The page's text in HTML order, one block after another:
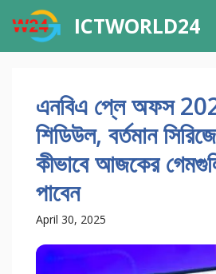
content
ICTWORLD24
এনবিএ প্লে অফস
শিডিউল, বর্তমান
কীভাবে আজকের
পাবেন
April 30, 2025